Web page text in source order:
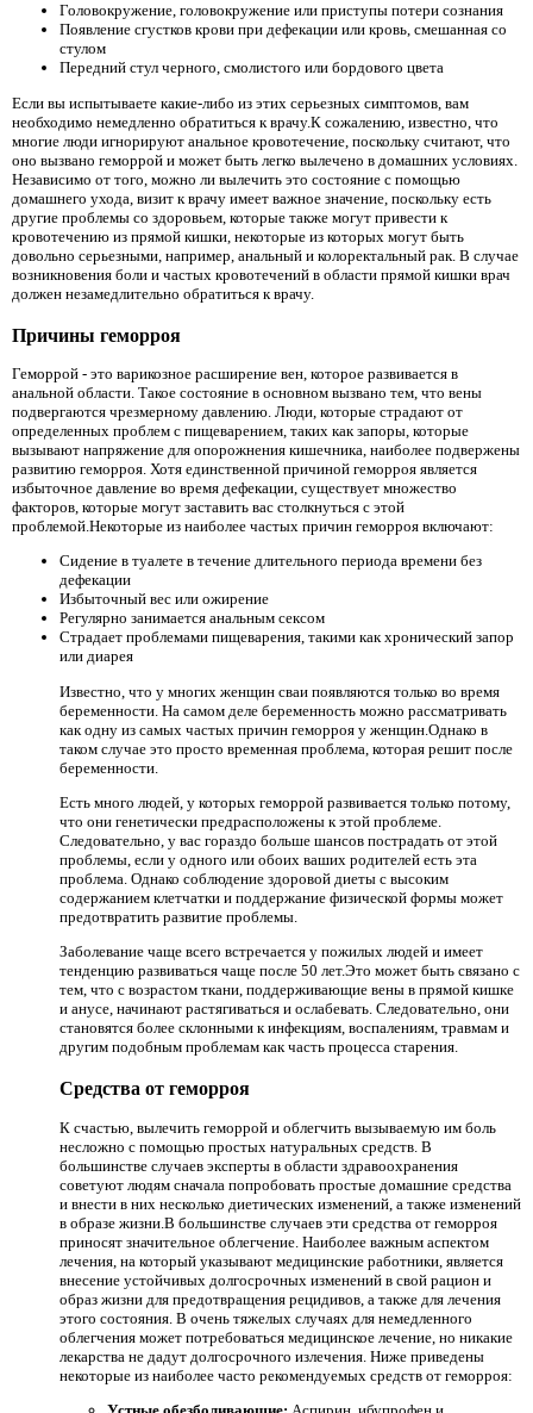
Головокружение, головокружение или приступы потери сознания
Появление сгустков крови при дефекации или кровь, смешанная со
стулом
Передний стул черного, смолистого или бордового цвета
Если вы испытываете какие-либо из этих серьезных симптомов, вам
необходимо немедленно обратиться к врачу.К сожалению, известно, что
многие люди игнорируют анальное кровотечение, поскольку считают, что
оно вызвано геморрой и может быть легко вылечено в домашних условиях.
Независимо от того, можно ли вылечить это состояние с помощью
домашнего ухода, визит к врачу имеет важное значение, поскольку есть
другие проблемы со здоровьем, которые также могут привести к
кровотечению из прямой кишки, некоторые из которых могут быть
довольно серьезными, например, анальный и колоректальный рак. В случае
возникновения боли и частых кровотечений в области прямой кишки врач
должен незамедлительно обратиться к врачу.
Причины геморроя
Геморрой - это варикозное расширение вен, которое развивается в
анальной области. Такое состояние в основном вызвано тем, что вены
подвергаются чрезмерному давлению. Люди, которые страдают от
определенных проблем с пищеварением, таких как запоры, которые
вызывают напряжение для опорожнения кишечника, наиболее подвержены
развитию геморроя. Хотя единственной причиной геморроя является
избыточное давление во время дефекации, существует множество
факторов, которые могут заставить вас столкнуться с этой
проблемой.Некоторые из наиболее частых причин геморроя включают:
Сидение в туалете в течение длительного периода времени без
дефекации
Избыточный вес или ожирение
Регулярно занимается анальным сексом
Страдает проблемами пищеварения, такими как хронический запор
или диарея
Известно, что у многих женщин сваи появляются только во время
беременности. На самом деле беременность можно рассматривать
как одну из самых частых причин геморроя у женщин.Однако в
таком случае это просто временная проблема, которая решит после
беременности.
Есть много людей, у которых геморрой развивается только потому,
что они генетически предрасположены к этой проблеме.
Следовательно, у вас гораздо больше шансов пострадать от этой
проблемы, если у одного или обоих ваших родителей есть эта
проблема. Однако соблюдение здоровой диеты с высоким
содержанием клетчатки и поддержание физической формы может
предотвратить развитие проблемы.
Заболевание чаще всего встречается у пожилых людей и имеет
тенденцию развиваться чаще после 50 лет.Это может быть связано с
тем, что с возрастом ткани, поддерживающие вены в прямой кишке
и анусе, начинают растягиваться и ослабевать. Следовательно, они
становятся более склонными к инфекциям, воспалениям, травмам и
другим подобным проблемам как часть процесса старения.
Средства от геморроя
К счастью, вылечить геморрой и облегчить вызываемую им боль
несложно с помощью простых натуральных средств. В
большинстве случаев эксперты в области здравоохранения
советуют людям сначала попробовать простые домашние средства
и внести в них несколько диетических изменений, а также изменений
в образе жизни.В большинстве случаев эти средства от геморроя
приносят значительное облегчение. Наиболее важным аспектом
лечения, на который указывают медицинские работники, является
внесение устойчивых долгосрочных изменений в свой рацион и
образ жизни для предотвращения рецидивов, а также для лечения
этого состояния. В очень тяжелых случаях для немедленного
облегчения может потребоваться медицинское лечение, но никакие
лекарства не дадут долгосрочного излечения. Ниже приведены
некоторые из наиболее часто рекомендуемых средств от геморроя: